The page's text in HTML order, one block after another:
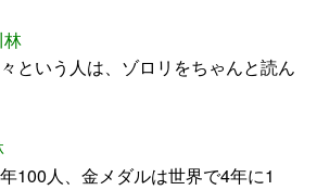
林
という人は、ゾロリをちゃんと読ん
100人、金メダルは世界で4年に1